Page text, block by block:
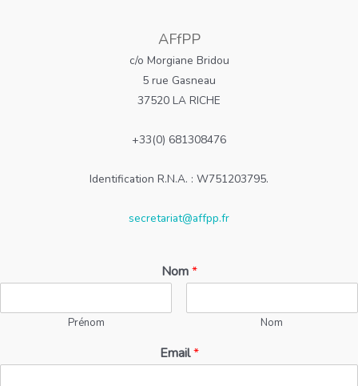
AFfPP
c/o Morgiane Bridou
5 rue Gasneau
37520 LA RICHE
+33(0) 681308476
Identification R.N.A. : W751203795.
secretariat@affpp.fr
Nom*
Prénom Nom
Email*